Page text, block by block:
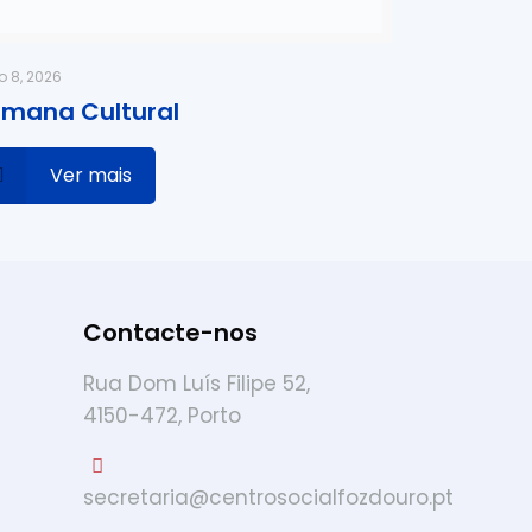
8, 2026
Cultural
Ver mais
Contacte-nos
Rua Dom Luís Filipe 52,
4150-472, Porto
secretaria@centrosocialfozdouro.pt